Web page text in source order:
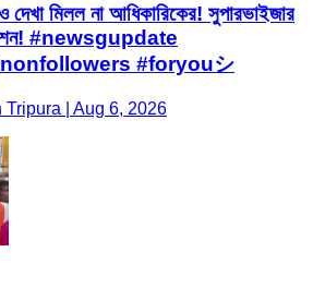
দেখা মিলল না আধিকারিকের! সুপারভাইজার
#newsgupdate
#foryouシ
Tripura | Aug 6, 2026